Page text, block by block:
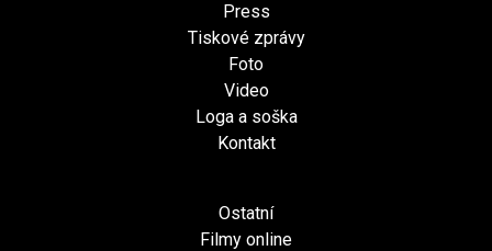
Press
Tiskové zprávy
Foto
Video
Loga a soška
Kontakt
Ostatní
Filmy online